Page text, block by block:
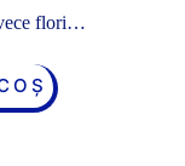
flori…